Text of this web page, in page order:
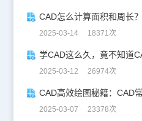
2025-03-14 18371次
学CAD这么久，竟不知道
2025-03-12 26974次
2025-03-07 23378次